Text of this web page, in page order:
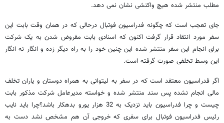
مطلب منتشر شده هیچ واکنشی نشان نمی دهد.
جای تعجب است که چگونه فدراسیون فوتبال درحالی که در همان وقت بابت این
سفر مورد انتقاد قرار گرفت اکنون که اسنادی بابت مقروض شدن به یک شرکت
برای انجام این سفر منتشر شده این چنین خود را به راه دیگر زده و انگار نه انگار
این وسط تخلفی صورت گرفته است.
اگر فدراسیون معتقد است که در سفر به لیتوانی به همراه دوستان و یاران تخلف
مالی انجام نشده پس سند منتشر شده و خواسته مدیرعامل شرکت مذکور بابت
چیست و چرا فدراسیون باید نزدیک به 32 هزار یورو بدهکار باشد؟چرا باید نایب
رئیس فدراسیون فوتبال برای سفری که خروجی آن هم مشخص نشد دست به